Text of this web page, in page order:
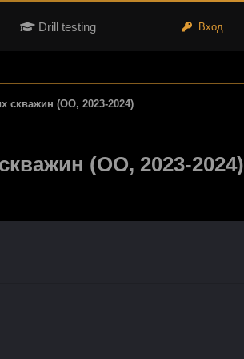
Вход
Drill testing
скважин (ОО, 2023-2024)
(ОО, 2023-2024)